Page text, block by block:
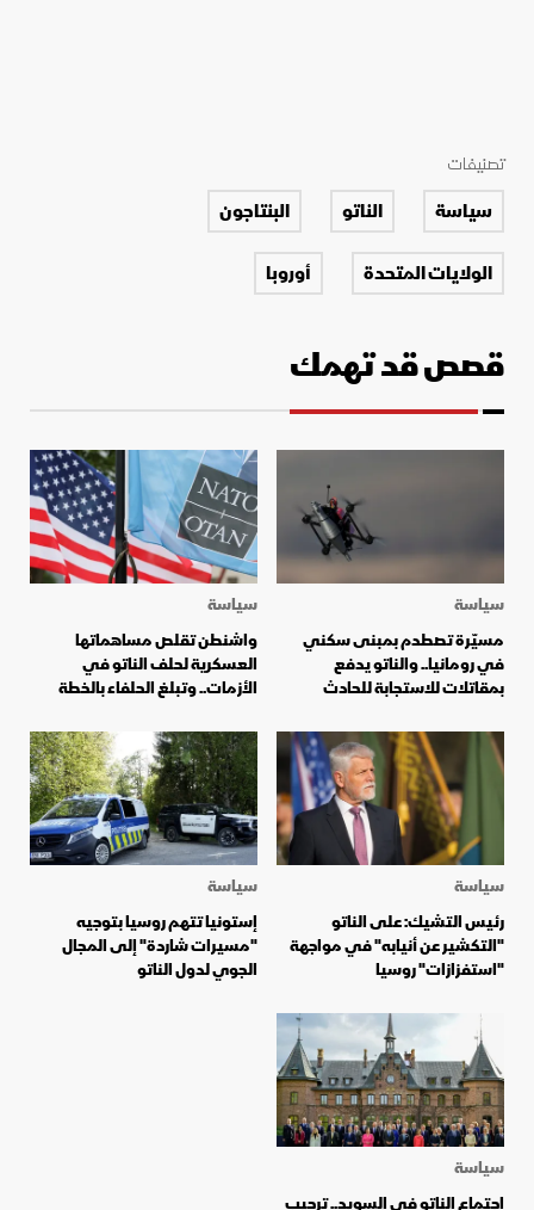
تصنيفات
سياسة الناتو
البنتاجون
الولايات المتحدة
أوروبا
قصص قد تهمك
سياسة
مسيّرة تصطدم بمبنى سكني
في رومانيا.. والناتو يدفع
بمقاتلات للاستجابة للحادث
سياسة
واشنطن تقلص مساهماتها
العسكرية لحلف الناتو في
الأزمات.. وتبلغ الحلفاء بالخطة
سياسة
رئيس التشيك: على الناتو
"التكشير عن أنيابه" في مواجهة
"استفزازات" روسيا
سياسة
إستونيا تتهم روسيا بتوجيه
"مسيرات شاردة" إلى المجال
الجوي لدول الناتو
سياسة
اجتماع الناتو في السويد.. ترحيب